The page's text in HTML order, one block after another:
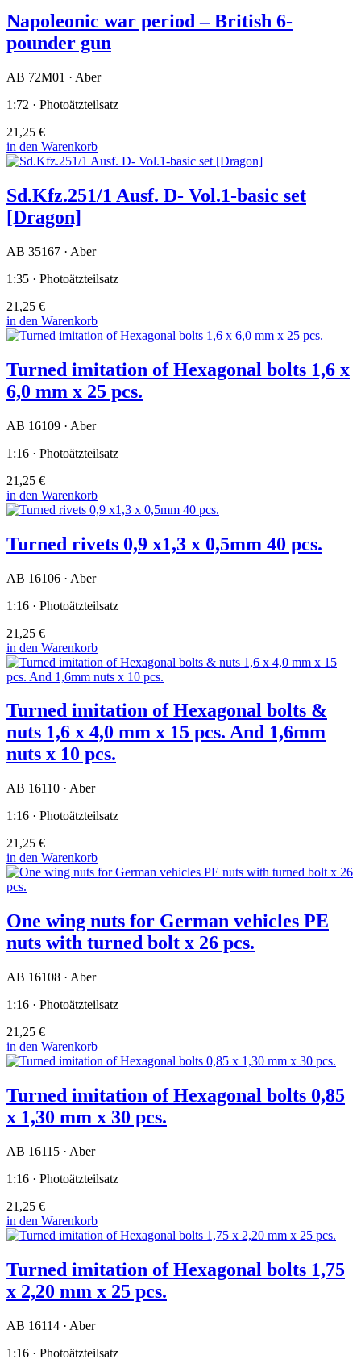
Napoleonic war period – British 6-
pounder gun
AB 72M01 · Aber
1:72 · Photoätzteilsatz
21,25 €
in den Warenkorb
Sd.Kfz.251/1 Ausf. D- Vol.1-basic set
[Dragon]
AB 35167 · Aber
1:35 · Photoätzteilsatz
21,25 €
in den Warenkorb
Turned imitation of Hexagonal bolts 1,6 x
6,0 mm x 25 pcs.
AB 16109 · Aber
1:16 · Photoätzteilsatz
21,25 €
in den Warenkorb
Turned rivets 0,9 x1,3 x 0,5mm 40 pcs.
AB 16106 · Aber
1:16 · Photoätzteilsatz
21,25 €
in den Warenkorb
Turned imitation of Hexagonal bolts &
nuts 1,6 x 4,0 mm x 15 pcs. And 1,6mm
nuts x 10 pcs.
AB 16110 · Aber
1:16 · Photoätzteilsatz
21,25 €
in den Warenkorb
One wing nuts for German vehicles PE
nuts with turned bolt x 26 pcs.
AB 16108 · Aber
1:16 · Photoätzteilsatz
21,25 €
in den Warenkorb
Turned imitation of Hexagonal bolts 0,85
x 1,30 mm x 30 pcs.
AB 16115 · Aber
1:16 · Photoätzteilsatz
21,25 €
in den Warenkorb
Turned imitation of Hexagonal bolts 1,75
x 2,20 mm x 25 pcs.
AB 16114 · Aber
1:16 · Photoätzteilsatz